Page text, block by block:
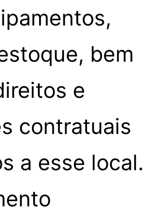
bem
e
contratuais
a esse local.